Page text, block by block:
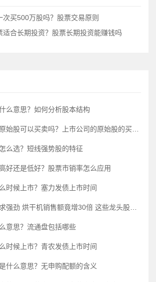
次买500万股吗？股票交易原则
适合长期投资？股票长期投资能赚钱吗
么意思？如何分析股本结构
始股可以买卖吗？上市公司的原始股的买卖方式
么选？短线强势股的特征
好还是低好？股票市销率怎么应用
时候上市？塞力发债上市时间
劲 烘干机销售额竟增30倍 这些龙头股望受益
意思？流通盘包括哪些
时候上市？青农发债上市时间
什么意思？无申购配额的含义